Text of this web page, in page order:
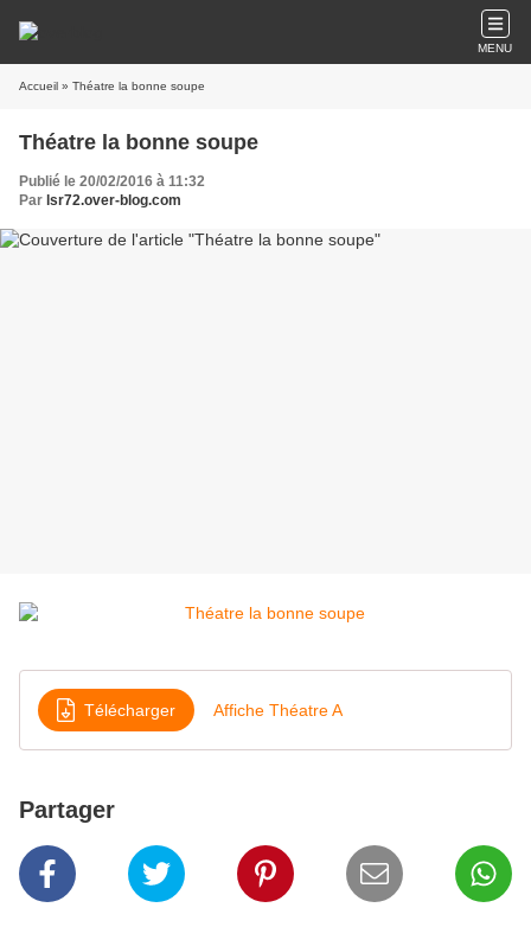
MENU
Accueil » Théatre la bonne soupe
Théatre la bonne soupe
Publié le 20/02/2016 à 11:32
Par lsr72.over-blog.com
Télécharger Affiche Théatre A
Partager